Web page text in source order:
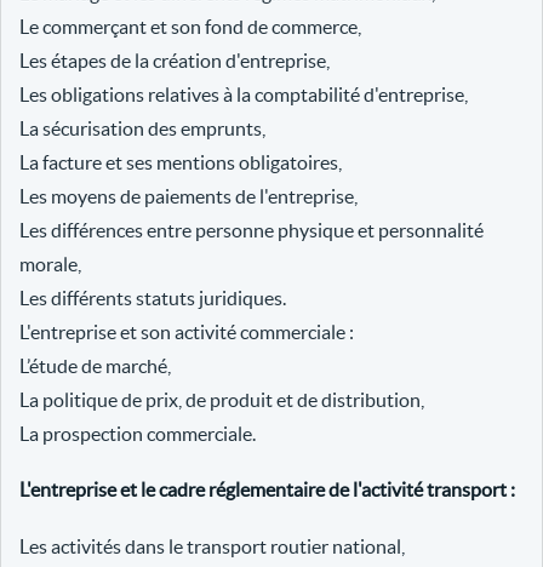
Le commerçant et son fond de commerce,
Les étapes de la création d'entreprise,
Les obligations relatives à la comptabilité d'entreprise,
La sécurisation des emprunts,
La facture et ses mentions obligatoires,
Les moyens de paiements de l'entreprise,
Les différences entre personne physique et personnalité
morale,
Les différents statuts juridiques.
L'entreprise et son activité commerciale :
L’étude de marché,
La politique de prix, de produit et de distribution,
La prospection commerciale.
L'entreprise et le cadre réglementaire de l'activité transport :
Les activités dans le transport routier national,